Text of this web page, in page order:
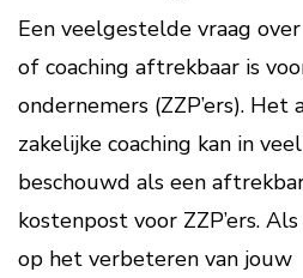
Een veelgestelde vraag
of coaching aftrekbaar is
ondernemers (ZZP’ers). Het
zakelijke coaching kan in
beschouwd als een
kostenpost voor ZZP’ers.
op het verbeteren van jouw